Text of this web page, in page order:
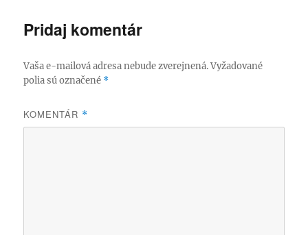
Pridaj komentár
Vaša e-mailová adresa nebude zverejnená. Vyžadované
polia sú označené *
KOMENTÁR *